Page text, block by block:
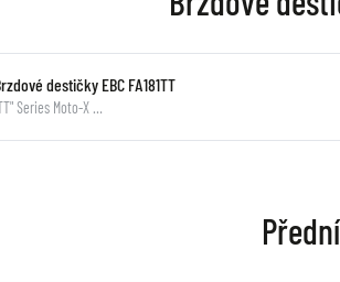
destičky EBC FA181TT
Series Moto-X …